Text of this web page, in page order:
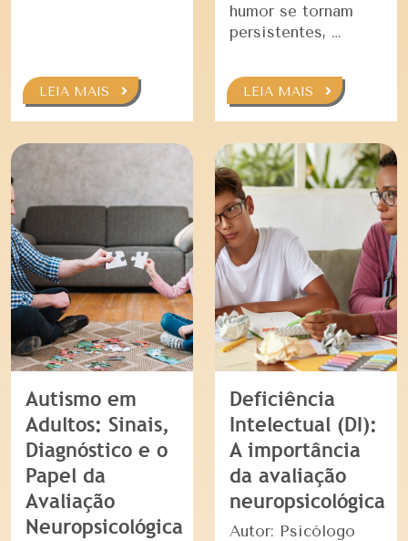
LEIA MAIS
humor se tornam
persistentes, …
LEIA MAIS
Autismo em
Adultos: Sinais,
Diagnóstico e o
Papel da
Avaliação
Neuropsicológica
Deficiência
Intelectual (DI):
A importância
da avaliação
neuropsicológica
Autor: Psicólogo